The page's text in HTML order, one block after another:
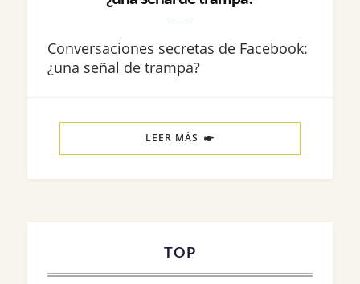
Conversaciones secretas de Facebook:
¿una señal de trampa?
LEER MÁS
TOP